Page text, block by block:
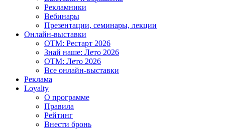
Рекламники
Вебинары
Презентации, семинары, лекции
Онлайн-выставки
OTM: Рестарт 2026
Знай наше: Лето 2026
OTM: Лето 2026
Все онлайн-выставки
Реклама
Loyalty
О программе
Правила
Рейтинг
Внести бронь